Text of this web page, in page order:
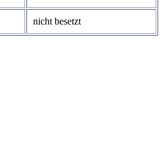
nicht besetzt